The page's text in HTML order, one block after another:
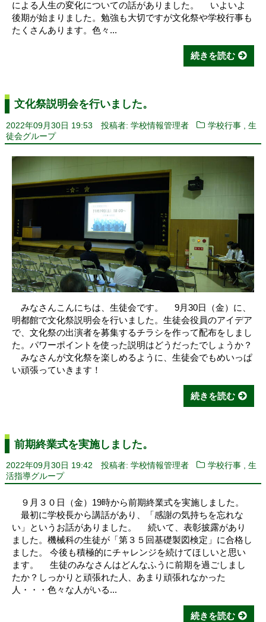
による人生の変化についての話がありました。 いよいよ
後期が始まりました。勉強も大切ですが文化祭や学校行事も
たくさんあります。色々...
続きを読む
文化祭説明会を行いました。
2022年09月30日 19:53 投稿者: 学校情報管理者 学校行事 ,生
徒会グループ
みなさんこんにちは、生徒会です。 9月30日（金）に、
明都館で文化祭説明会を行いました。生徒会役員のアイデア
で、文化祭の出演者を募集するチラシを作って配布をしまし
た。パワーポイントを使った説明はどうだったでしょうか？
みなさんが文化祭を楽しめるように、生徒会でもめいっぱ
い頑張っていきます！
続きを読む
前期終業式を実施しました。
2022年09月30日 19:42 投稿者: 学校情報管理者 学校行事 ,生
活指導グループ
９月３０日（金）19時から前期終業式を実施しました。
最初に学校長から講話があり、「感謝の気持ちを忘れな
い」というお話がありました。 続いて、表彰披露があり
ました。機械科の生徒が「第３５回基礎製図検定」に合格し
ました。 今後も積極的にチャレンジを続けてほしいと思い
ます。 生徒のみなさんはどんなふうに前期を過ごしまし
たか？しっかりと頑張れた人、あまり頑張れなかった
人・・・色々な人がいる...
続きを読む